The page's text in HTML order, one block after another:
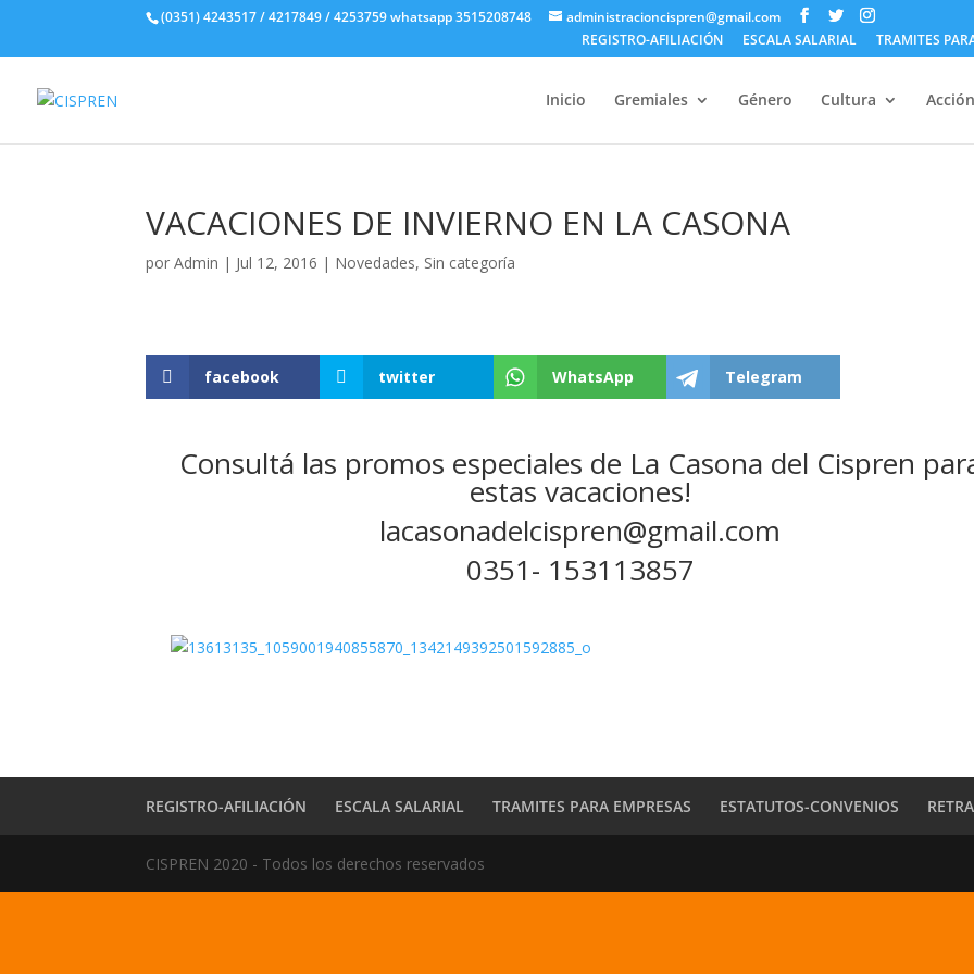
(0351) 4243517 / 4217849 / 4253759 whatsapp 3515208748
administracioncispren@gmail.com
REGISTRO-AFILIACIÓN
ESCALA SALARIAL TRAMITES
Inicio Gremiales Género Cultura
VACACIONES DE INVIERNO EN LA CASONA
porAdmin | Jul 12, 2016 | Novedades, Sin categoría
facebook twitter WhatsApp Telegram
Consultá las promos especiales de La Casona del Cispren
estas vacaciones!
lacasonadelcispren@gmail.com
0351- 153113857
REGISTRO-AFILIACIÓN ESCALA SALARIAL TRAMITES PARA EMPRESAS ESTATUTOS-CONVENIOS
CISPREN 2020 - Todos los derechos reservados